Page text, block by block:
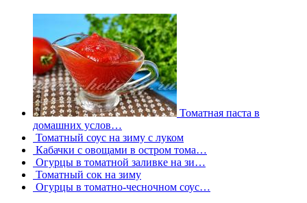
Томатная паста в
домашних услов…
Томатный соус на зиму с луком
Кабачки с овощами в остром тома…
Огурцы в томатной заливке на зи…
Томатный сок на зиму
Огурцы в томатно-чесночном соус…